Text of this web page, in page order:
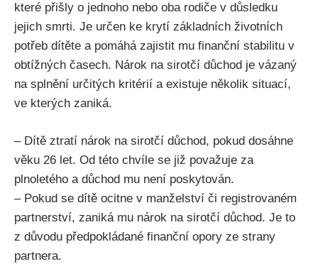
které přišly o jednoho nebo oba rodiče v důsledku
jejich smrti. Je určen ke krytí základních životních
potřeb dítěte a pomáhá zajistit mu finanční stabilitu v
obtížných časech. Nárok na sirotčí důchod je vázaný
na splnění určitých kritérií a existuje několik situací,
ve kterých zaniká.
– Dítě ztratí nárok na sirotčí důchod, pokud dosáhne
věku 26 let. Od této chvíle se již považuje za
plnoletého a důchod mu není poskytován.
– Pokud se dítě ocitne v manželství či registrovaném
partnerství, zaniká mu nárok na sirotčí důchod. Je to
z důvodu předpokládané finanční opory ze strany
partnera.